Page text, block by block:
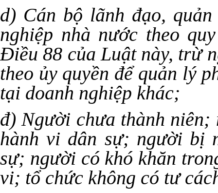
d) Cán bộ lãnh đạo,
nghiệp nhà nước theo
Điều 88 của Luật này, trừ
theo ủy quyền để quản lý
tại doanh nghiệp khác;
đ) Người chưa thành
hành vi dân sự; người bị
sự; người có khó khăn
vi; tổ chức không có tư